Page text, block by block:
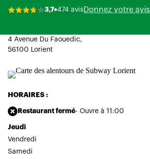
3,7 474 avis Donnez votre avis
4 Avenue Du Faouedic,
56100 Lorient
HORAIRES :
Restaurant fermé- Ouvre à 11:00
Jeudi
Vendredi
Samedi